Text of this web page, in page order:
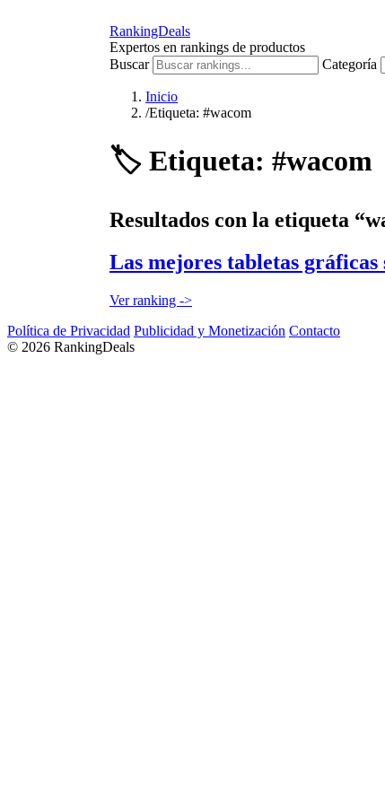
RankingDeals
Expertos en rankings de productos
Buscar
Categoría
Inicio
/Etiqueta: #wacom
🏷️ Etiqueta: #wacom
Resultados con la etiqueta
Las mejores tabletas gráficas
Ver ranking ->
Política de Privacidad Publicidad y Monetización Contacto
© 2026 RankingDeals